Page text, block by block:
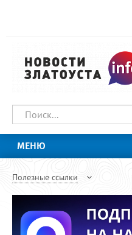
МЕНЮ
Полезные ссылки